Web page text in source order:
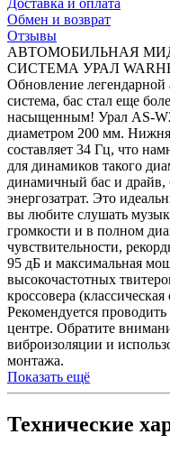
Доставка и оплата
Обмен и возврат
Отзывы
АВТОМОБИЛЬНАЯ
СИСТЕМА УРАЛ
Обновление легендарной
система, бас стал еще
насыщенным! Урал AS-
диаметром 200 мм.
составляет 34 Гц, что
для динамиков такого
динамичный бас и
энергозатрат. Это
вы любите слушать
громкости и в полном
чувствительности,
95 дБ и максимальная
высокочастотных
кроссовера
Рекомендуется
центре. Обратите
виброизоляции и
монтажа.
Показать ещё
Технические